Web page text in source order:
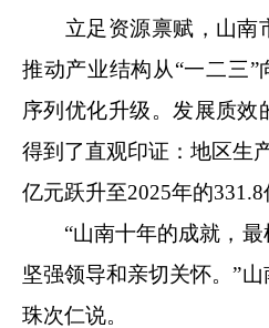
立足资源禀赋，山南
推动产业结构从“一二三”
序列优化升级。发展质效
得到了直观印证：地区生
亿元跃升至2025年的331.8
“山南十年的成就，最
坚强领导和亲切关怀。”
珠次仁说。